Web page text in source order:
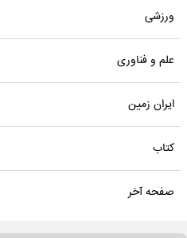
ورزشی
علم و فناوری
ایران زمین
کتاب
صفحه آخر